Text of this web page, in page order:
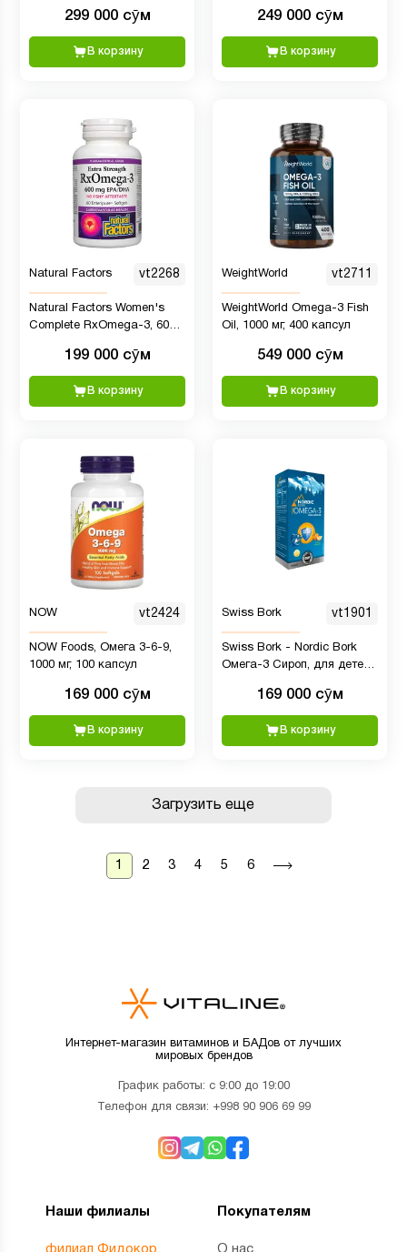
капсул299 000 сӯм
В корзину
249 000 сӯм
В корзину
Natural Factors vt2268
Natural Factors Women's
Complete RxOmega-3, 600
199 000 сӯм
В корзину
WeightWorld vt2711
WeightWorld Omega-3 Fish
Oil, 1000 мг, 400 капсул
549 000 сӯм
В корзину
NOW vt2424
NOW Foods, Омега 3-6-9,
1000 мг, 100 капсул
169 000 сӯм
В корзину
Swiss Bork vt1901
Swiss Bork - Nordic Bork
Омега-3 Сироп, для детей
169 000 сӯм
В корзину
Загрузить еще
1 2 3 4 5 6
Интернет-магазин витаминов и БАДов от лучших
мировых брендов
График работы: с 9:00 до 19:00
Телефон для связи: +998 90 906 69 99
Наши филиалы Покупателям